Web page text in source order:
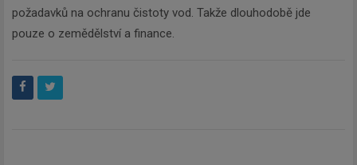
požadavků na ochranu čistoty vod. Takže dlouhodobě jde
pouze o zemědělství a finance.